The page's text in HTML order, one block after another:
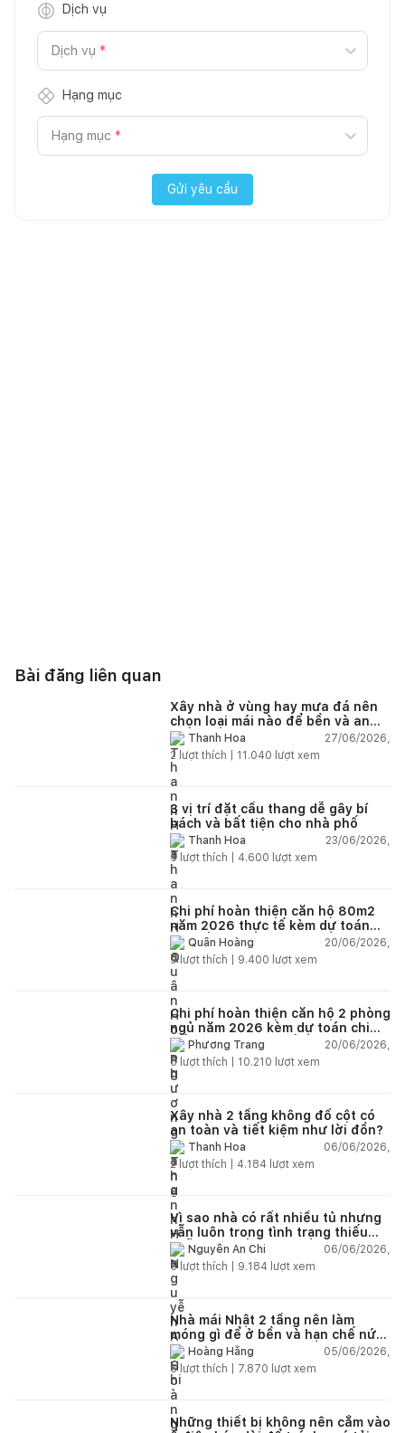
Dịch vụ
Dịch vụ *
Hạng mục
Hạng mục *
Gửi yêu cầu
Bài đăng liên quan
Xây nhà ở vùng hay mưa đá nên
chọn loại mái nào để bền và an
toàn?Thanh Hoa
27/06/2026,
2 lượt thích | 11.040 lượt xem
3 vị trí đặt cầu thang dễ gây bí
bách và bất tiện cho nhà phố
Thanh Hoa
23/06/2026,
5 lượt thích | 4.600 lượt xem
Chi phí hoàn thiện căn hộ 80m2
năm 2026 thực tế kèm dự toán
chi tiết từng hạng mục
Quân Hoàng
20/06/2026,
9lượt thích | 9.400 lượt xem
Chi phí hoàn thiện căn hộ 2 phòng
ngủ năm 2026 kèm dự toán chi
tiết và ví dụ thực tế
Phương Trang
20/06/2026,
5 lượt thích | 10.210 lượt xem
Xây nhà 2 tầng không đổ cột có
an toàn và tiết kiệm như lời đồn?
Thanh Hoa
06/06/2026,
2lượt thích | 4.184 lượt xem
Vì sao nhà có rất nhiều tủ nhưng
vẫn luôn trong tình trạng thiếu
chỗ chứa đồ?
Nguyễn An Chi
06/06/2026,
5lượt thích | 9.184 lượt xem
Nhà mái Nhật 2 tầng nên làm
móng gì để ở bền và hạn chế nứt
lún?Hoàng Hằng
05/06/2026,
5lượt thích | 7.870 lượt xem
Những thiết bị không nên cắm vào